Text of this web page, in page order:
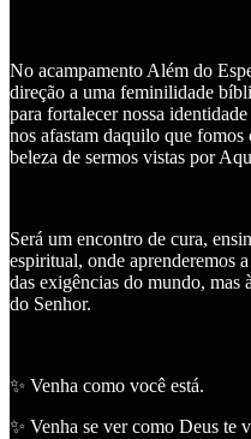
No acampamento Além do
direção a uma feminilidade
para fortalecer nossa
nos afastam daquilo que fomos
beleza de sermos vistas por
Será um encontro de cura,
espiritual, onde aprenderemos
das exigências do mundo, mas
do Senhor.
✨ Venha como você está.
✨ Venha se ver como Deus te